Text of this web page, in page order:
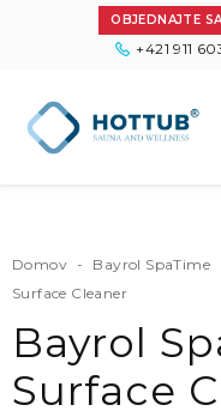
OBJEDNAJTE
+421 911
Domov -
Bayrol SpaTime
Surface Cleaner
Bayrol
Surface